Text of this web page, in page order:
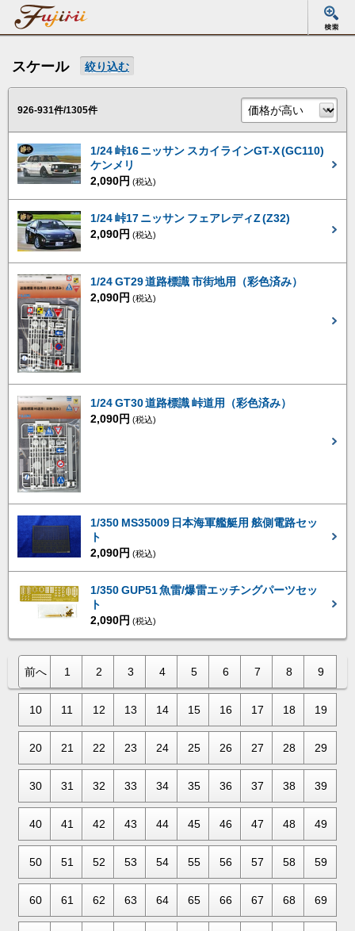
スケール 絞り込む
926-931件/1305件
1/24 峠16 ニッサン スカイラインGT-X (GC110)
ケンメリ
2,090円 (税込)
1/24 峠17 ニッサン フェアレディZ (Z32)
2,090円 (税込)
1/24 GT29 道路標識 市街地用（彩色済み）
2,090円 (税込)
1/24 GT30 道路標識 峠道用（彩色済み）
2,090円 (税込)
1/350 MS35009 日本海軍艦艇用 舷側電路セッ
ト
2,090円 (税込)
1/350 GUP51 魚雷/爆雷エッチングパーツセッ
ト
2,090円 (税込)
前へ 1 2 3 4 5 6 7 8 9
10 11 12 13 14 15 16 17 18 19
20 21 22 23 24 25 26 27 28 29
30 31 32 33 34 35 36 37 38 39
40 41 42 43 44 45 46 47 48 49
50 51 52 53 54 55 56 57 58 59
60 61 62 63 64 65 66 67 68 69